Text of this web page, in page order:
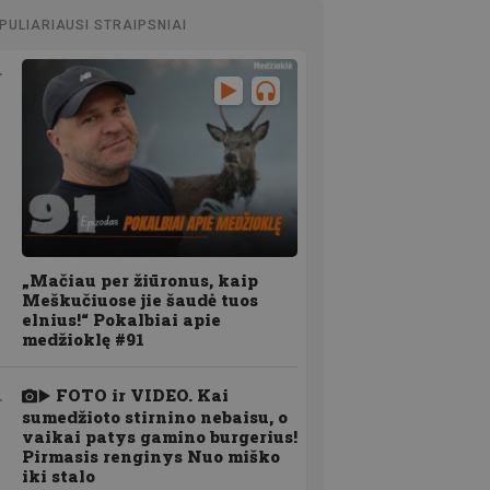
STRAIPSNIAI
„Mačiau per žiūronus, kaip
Meškučiuose jie šaudė tuos
elnius!“ Pokalbiai apie
medžioklę #91
FOTO ir VIDEO. Kai
sumedžioto stirnino nebaisu, o
vaikai patys gamino burgerius!
Pirmasis renginys Nuo miško
iki stalo